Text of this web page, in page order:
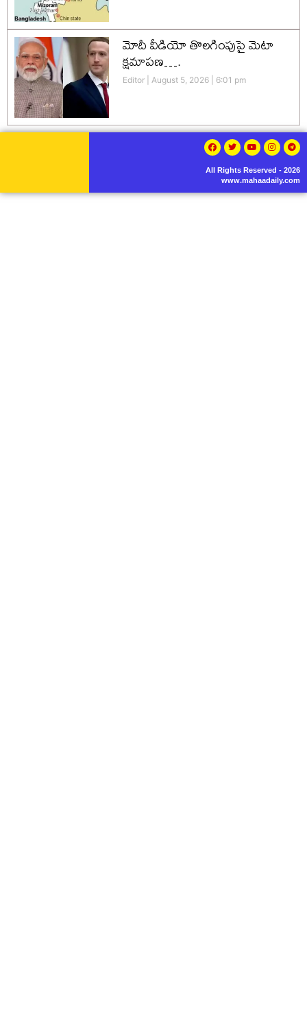
మోదీ వీడియో తొలగింపుపై మెటా
క్షమాపణ….
Editor August 5, 2026 6:01 pm
All Rights Reserved - 2026
www.mahaadaily.com